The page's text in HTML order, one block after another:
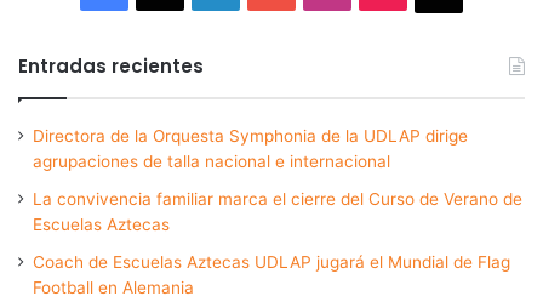
Entradas recientes
Directora de la Orquesta Symphonia de la UDLAP dirige
agrupaciones de talla nacional e internacional
La convivencia familiar marca el cierre del Curso de Verano de
Escuelas Aztecas
Coach de Escuelas Aztecas UDLAP jugará el Mundial de Flag
Football en Alemania